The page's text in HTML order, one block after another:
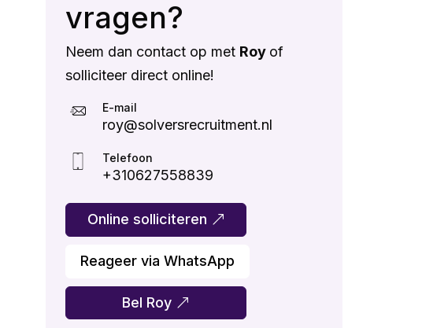
vragen?
Neem dan contact op met Roy of
solliciteer direct online!
E-mail
roy@solversrecruitment.nl
Telefoon
+310627558839
Online solliciteren
Reageer via WhatsApp
Bel Roy